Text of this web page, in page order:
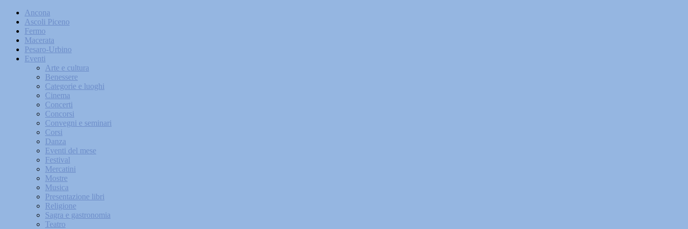
Ancona
Ascoli Piceno
Fermo
Macerata
Pesaro-Urbino
Eventi
Arte e cultura
Benessere
Categorie e luoghi
Cinema
Concerti
Concorsi
Convegni e seminari
Corsi
Danza
Eventi del mese
Festival
Mercatini
Mostre
Musica
Presentazione libri
Religione
Sagra e gastronomia
Teatro